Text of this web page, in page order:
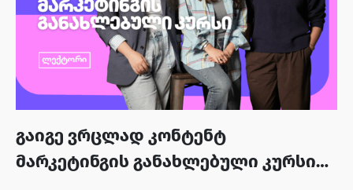
გაიგე ვრცლად კონტენტ
მარკეტინგის განახლებული კურსის